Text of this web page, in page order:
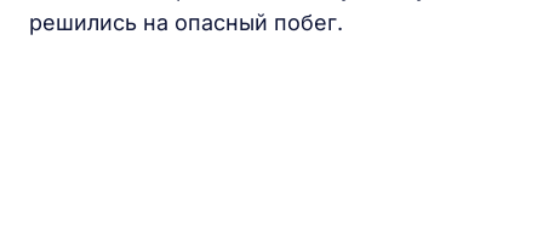
решились на опасный побег.